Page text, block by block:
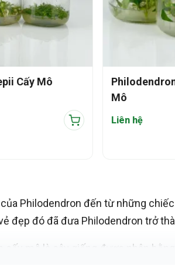
Cấy Mô
Mô
Liên hệ
Philodendron đến từ những
đẹp đó đã đưa Philodendron trở
cấy mô là cây giống được nhân